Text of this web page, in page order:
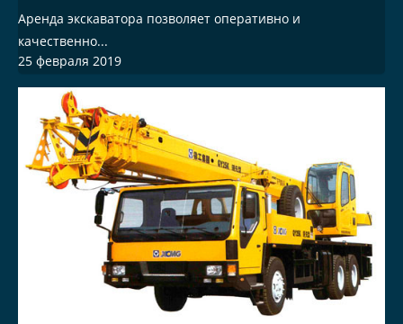
Аренда экскаватора позволяет оперативно и
качественно...
25 февраля 2019